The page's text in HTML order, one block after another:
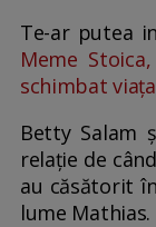
Te-ar putea
Meme
schimbat
Betty Salam
relație de
au căsătorit
lume Mathias.